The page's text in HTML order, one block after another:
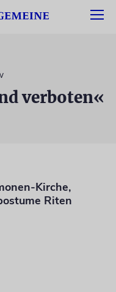
verboten«
Kirche,
Riten